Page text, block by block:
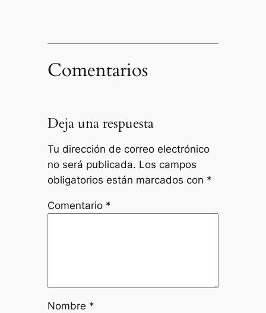
Comentarios
Deja una respuesta
Tu dirección de correo electrónico
no será publicada. Los campos
obligatorios están marcados con *
Comentario *
Nombre *